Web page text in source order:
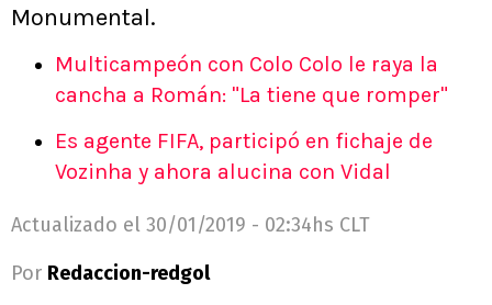
Monumental.
Multicampeón con Colo Colo le raya la
cancha a Román: "La tiene que romper"
Es agente FIFA, participó en fichaje de
Vozinha y ahora alucina con Vidal
Actualizado el 30/01/2019 - 02:34hs CLT
Por Redaccion-redgol